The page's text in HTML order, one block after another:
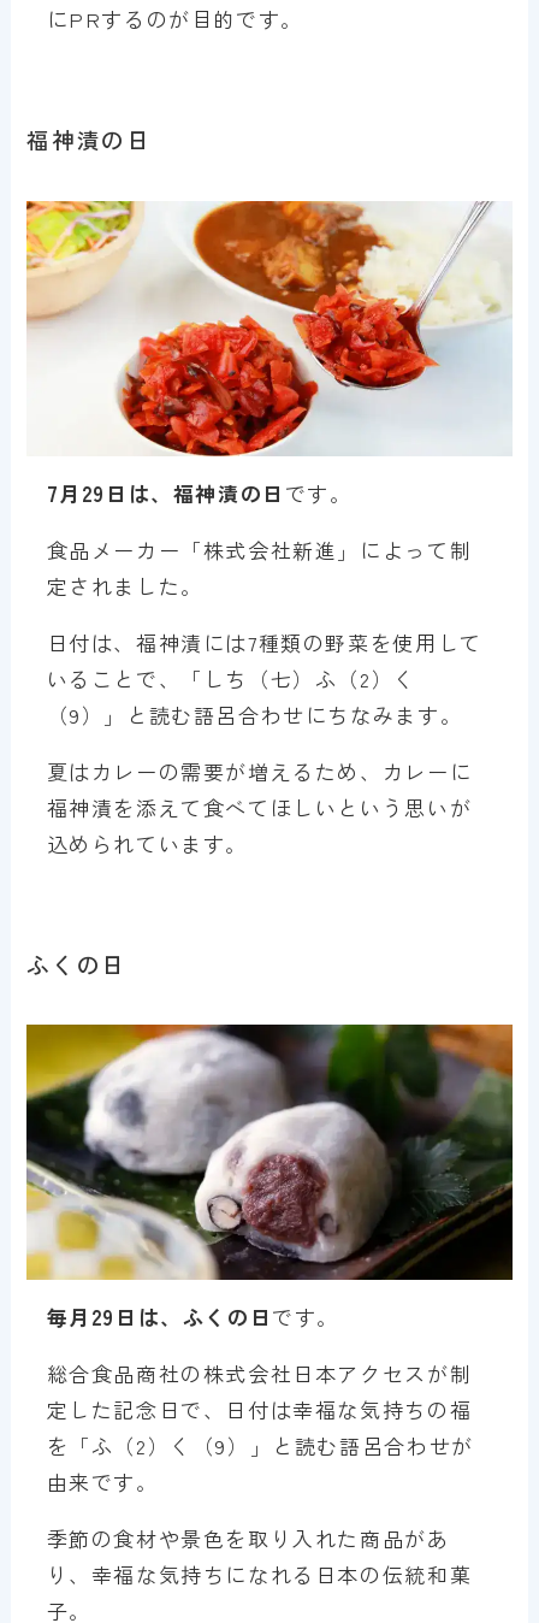
にPRするのが目的です。
福神漬の日
7月29日は、福神漬の日 です。
食品メーカー「株式会社新進」によって制
定されました。
日付は、福神漬には7種類の野菜を使用して
いることで、「しち（七）ふ（2）く
（9）」と読む語呂合わせにちなみます。
夏はカレーの需要が増えるため、カレーに
福神漬を添えて食べてほしいという思いが
込められています。
ふくの日
毎月29日は、ふくの日 です。
総合食品商社の株式会社日本アクセスが制
定した記念日で、日付は幸福な気持ちの福
を「ふ（2）く（9）」と読む語呂合わせが
由来です。
季節の食材や景色を取り入れた商品があ
り、幸福な気持ちになれる日本の伝統和菓
子。